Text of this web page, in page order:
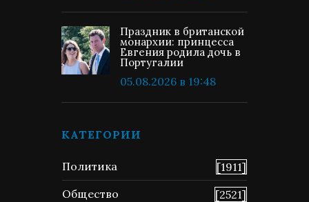
Праздник в британской
монархии: принцесса
Евгения родила дочь в
Португалии
05.08.2026 в 19:48
КАТЕГОРИИ
Политика
[1911]
Общество
[2521]